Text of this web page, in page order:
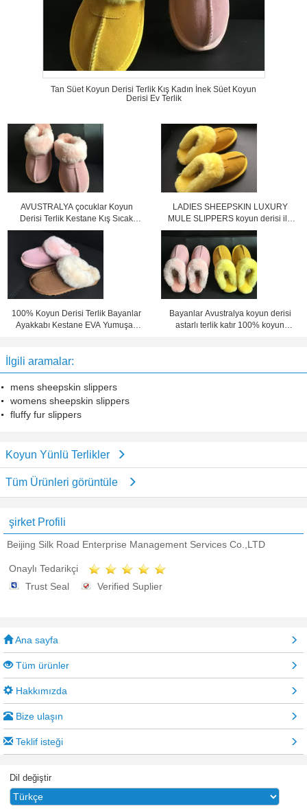
Tan Süet Koyun Derisi Terlik Kış Kadın İnek Süet Koyun
Derisi Ev Terlik
AVUSTRALYA çocuklar Koyun
Derisi Terlik Kestane Kış Sıcak
Kapalı Ayakkabı
LADIES SHEEPSKIN LUXURY
MULE SLIPPERS koyun derisi ile
lamsbwool astarlı terlik katır
100% Koyun Derisi Terlik Bayanlar
Ayakkabı Kestane EVA Yumuşak
Bayanlar Avustralya koyun derisi
astarlı terlik katır 100% koyun
İlgili aramalar:
mens sheepskin slippers
womens sheepskin slippers
fluffy fur slippers
Koyun Yünlü Terlikler
Tüm Ürünleri görüntüle
şirket Profili
Beijing Silk Road Enterprise Management Services Co.,LTD
Onaylı Tedarikçi
Trust Seal
Verified Suplier
Ana sayfa
Tüm ürünler
Hakkımızda
Bize ulaşın
Teklif isteği
Dil değiştir